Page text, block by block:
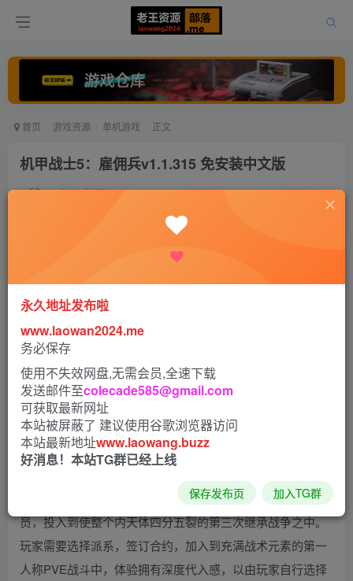
首页 游戏资源 单机游戏 正文
机甲战士5：雇佣兵v1.1.315 免安装中文版
老王 打赏
机甲战士5：雇佣兵是一款非常经典的机甲战斗游戏；在未来
的世界，你将扮演雇佣军开始战斗，消灭成群的叛乱份子，
驾驶笨重战争机器“战斗机甲”，开始战争；有硬核的机甲战
成了一种标准。 在游戏中，玩家将要扮演新手机甲战士驾驶
员，投入到使整个内天体四分五裂的第三次继承战争之中。
玩家需要选择派系，签订合约，加入到充满战术元素的第一
人称PVE战斗中，体验拥有深度代入感，以由玩家自行选择
永久地址发布啦
www.laowan2024.me
务必保存
使用不失效网盘,无需会员,全速下载
发送邮件至colecade585@gmail.com
可获取最新网址
本站被屏蔽了 建议使用谷歌浏览器访问
本站最新地址www.laowang.buzz
好消息！本站TG群已经上线
保存发布页 加入TG群